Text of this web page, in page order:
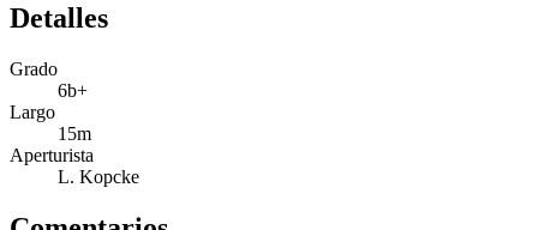
Detalles
Grado
6b+
Largo
15m
Aperturista
L. Kopcke